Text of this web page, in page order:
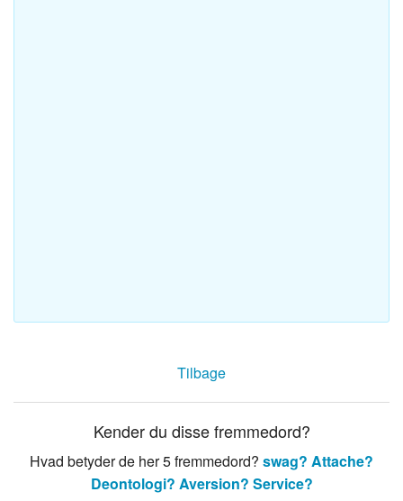
Tilbage
Kender du disse fremmedord?
Hvad betyder de her 5 fremmedord? swag? Attache?
Deontologi? Aversion? Service?